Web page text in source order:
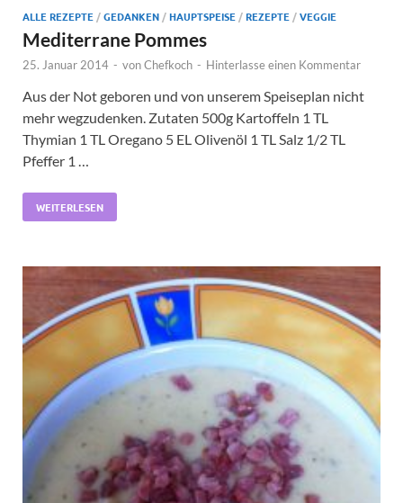
ALLE REZEPTE/GEDANKEN/HAUPTSPEISE/REZEPTE/VEGGIE
Mediterrane Pommes
25. Januar 2014 - vonChefkoch - Hinterlasse einen Kommentar
Aus der Not geboren und von unserem Speiseplan nicht
mehr wegzudenken. Zutaten 500g Kartoffeln 1 TL
Thymian 1 TL Oregano 5 EL Olivenöl 1 TL Salz 1/2 TL
Pfeffer 1 …
WEITERLESEN